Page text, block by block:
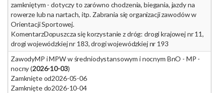
zamkniętym - dotyczy to zarówno chodzenia, biegania, jazdy na
rowerze lub na nartach, itp. Zabrania się organizacji zawodów w
Orientacji Sportowej.
KomentarzDopuszcza się korzystanie z dróg: drogi krajowej nr 11,
drogi wojewódzkiej nr 183, drogi wojewódzkiej nr 193
ZawodyMP i MPW w średniodystansowym i nocnym BnO - MP -
nocny (2026-10-03)
Zamknięte od2026-05-06
Zamknięte do2026-10-04